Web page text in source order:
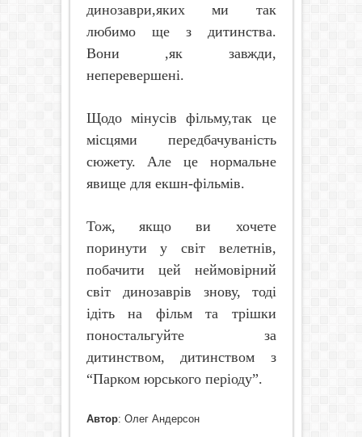
динозаври,яких ми так
любимо ще з дитинства.
Вони ,як завжди,
неперевершені.
Щодо мінусів фільму,так це
місцями передбачуваність
сюжету. Але це нормальне
явище для екшн-фільмів.
Тож,
якщо ви хочете
поринути у світ велетнів,
побачити цей неймовірний
світ динозаврів знову,
тоді
ідіть на фільм та трішки
поностальгуйте за
дитинством,
дитинством з
“Парком юрського періоду”.
Автор: Олег Андерсон